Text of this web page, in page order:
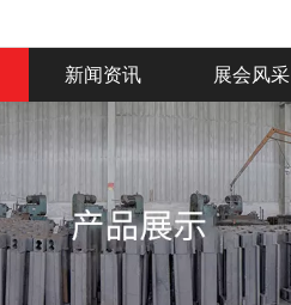
新闻资讯 展会风采